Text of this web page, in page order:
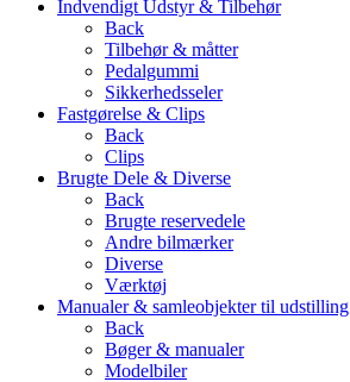
Indvendigt Udstyr & Tilbehør
Back
Tilbehør & måtter
Pedalgummi
Sikkerhedsseler
Fastgørelse & Clips
Back
Clips
Brugte Dele & Diverse
Back
Brugte reservedele
Andre bilmærker
Diverse
Værktøj
Manualer & samleobjekter til udstilling
Back
Bøger & manualer
Modelbiler